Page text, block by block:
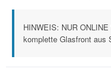
HINWEIS: NUR
komplette Glasfront aus